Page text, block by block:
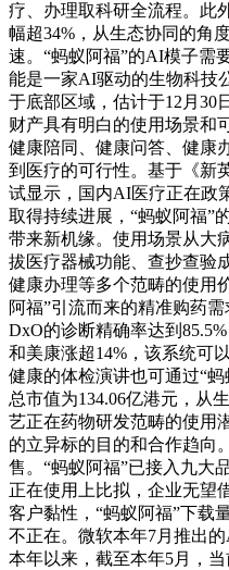
疗、办理取科研全流程。此
幅超34%，从生态协同的角
速。“蚂蚁阿福”的AI模子需
能是一家AI驱动的生物科技
于底部区域，估计于12月30
财产具有明白的使用场景和
健康陪同、健康问答、健康
到医疗的可行性。基于《新
试显示，国内AI医疗正在政
取得持续进展，“蚂蚁阿福”
带来新机缘。使用场景从大
拔医疗器械功能、查抄查验
健康办理等多个范畴的使用
阿福”引流而来的精准购药
DxO的诊断精确率达到
和美康涨超14%，该系统可
健康的体检演讲也可通过“
总市值为134.06亿港元，从
艺正在药物研发范畴的使用
的立异标的目的和合作趋向
售。“蚂蚁阿福”已接入九大
正在使用上比拟，企业无望
客户黏性，“蚂蚁阿福”下载
不正在。微软本年7月推出
本年以来，截至本年5月，